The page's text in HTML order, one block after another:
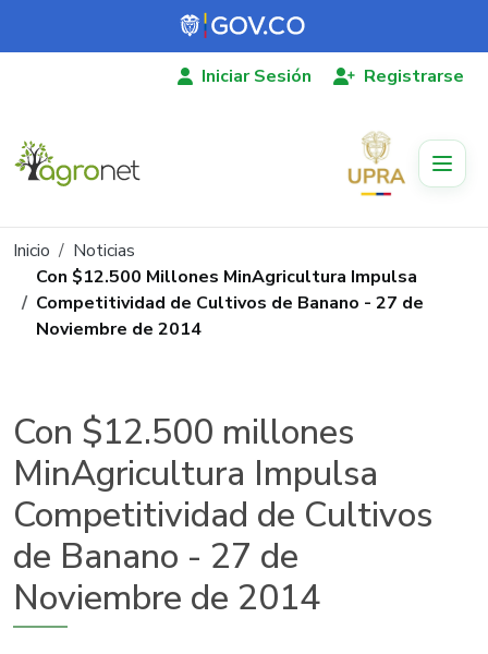
Pasar al contenido principal
Iniciar Sesión Registrarse
Ruta de navegación
Inicio
Noticias
Con $12.500 Millones MinAgricultura Impulsa
Competitividad de Cultivos de Banano - 27 de
Noviembre de 2014
Con $12.500 millones
MinAgricultura Impulsa
Competitividad de Cultivos
de Banano - 27 de
Noviembre de 2014